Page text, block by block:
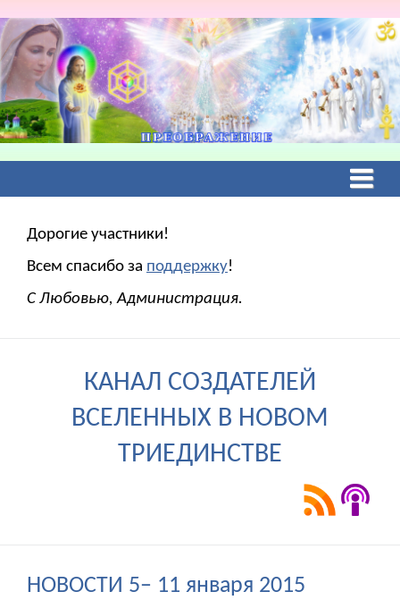
Дорогие участники!
Всем спасибо за поддержку!
С Любовью, Администрация.
КАНАЛ СОЗДАТЕЛЕЙ
ВСЕЛЕННЫХ В НОВОМ
ТРИЕДИНСТВЕ
НОВОСТИ 5– 11 января 2015